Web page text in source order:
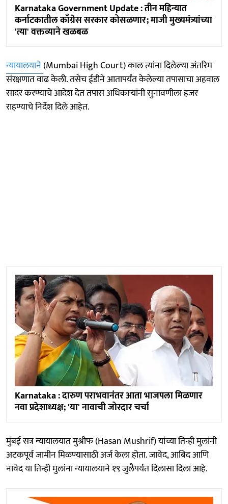
Karnataka Government Update : तीन महिन्यात
कर्नाटकातील काँग्रेस सरकार कोसळणार; माजी मुख्यमंत्र्यांच्या
'त्या' वक्तव्याने खळबळ
न्यायालयाने(Mumbai High Court) काल त्यांना दिलेल्या अंतरिम
संरक्षणात वाढ केली. तसेच ईडीने आतापर्यंत केलेल्या तपासाचा अहवाल
सादर करण्याचे आदेश देत तपास अधिकाऱ्यांनी सुनावणीला हजर
राहण्याचे निर्देश दिले आहेत.
Karnataka : दारुण पराभवानंतर आता भाजपला मिळणार
नवा प्रदेशाध्यक्ष; 'या' नावाची जोरदार चर्चा
मुंबई सत्र न्यायालयात मुश्रीफ (Hasan Mushrif) यांच्या तिन्ही मुलांनी
अटकपूर्व जामीन मिळण्यासाठी अर्ज केला होता. जावेद, आबिद आणि
नावेद या तिन्ही मुलांना न्यायालयाने १९ जुलैपर्यंत दिलासा दिला आहे.